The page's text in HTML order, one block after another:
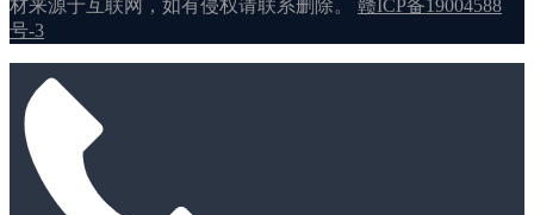
材来源于互联网，如有侵权请联系删除。 赣ICP备19004588
号-3